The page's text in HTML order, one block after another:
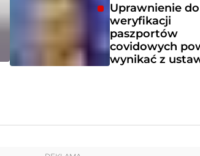
Uprawnienie do
weryfikacji
paszportów
covidowych
wynikać z